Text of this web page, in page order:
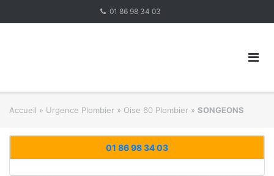
01 86 98 34 03
Accueil » Urgence Plombier » Oise 60 Plombier » SONGEONS
01 86 98 34 03